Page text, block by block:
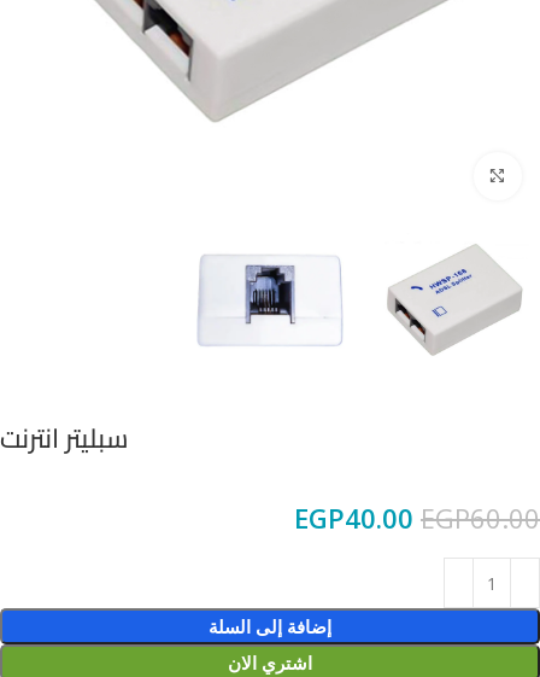
سبليتر انترنت
EGP60.00
EGP40.00
إضافة إلى السلة
اشتري الان